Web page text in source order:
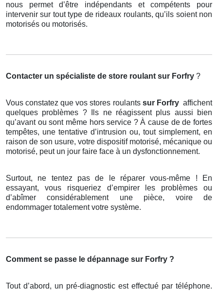
nous permet d’être indépendants et compétents pour
intervenir sur tout type de rideaux roulants, qu’ils soient non
motorisés ou motorisés.
Contacter un spécialiste de store roulant sur Forfry ?
Vous constatez que vos stores roulants sur Forfry affichent
quelques problèmes ? Ils ne réagissent plus aussi bien
qu’avant ou sont même hors service ? À cause de de fortes
tempêtes, une tentative d’intrusion ou, tout simplement, en
raison de son usure, votre dispositif motorisé, mécanique ou
motorisé, peut un jour faire face à un dysfonctionnement.
Surtout, ne tentez pas de le réparer vous-même ! En
essayant, vous risqueriez d’empirer les problèmes ou
d’abîmer considérablement une pièce, voire de
endommager totalement votre système.
Comment se passe le dépannage sur Forfry ?
Tout d’abord, un pré-diagnostic est effectué par téléphone.